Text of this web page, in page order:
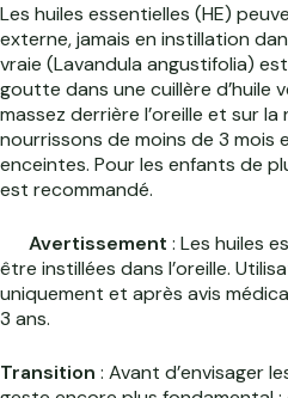
Les huiles essentielles (HE)
externe, jamais en instillation
vraie (Lavandula angustifolia)
goutte dans une cuillère d’huile
massez derrière l’oreille et sur
nourrissons de moins de 3 mois
enceintes. Pour les enfants de
est recommandé.
Avertissement : Les huiles
être instillées dans l’oreille.
uniquement et après avis
3 ans.
Transition : Avant d’envisager